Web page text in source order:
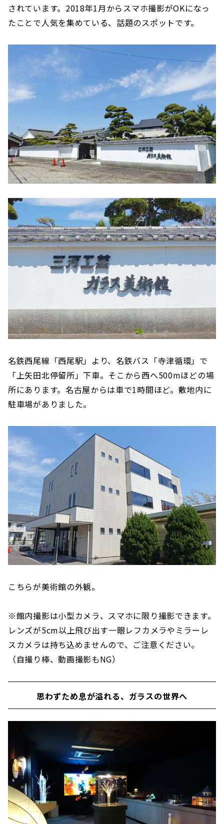
されています。2018年1月からスマホ撮影がOKになっ
たことで人気を集めている、話題のスポットです。
名鉄西尾線「西尾駅」より、名鉄バス「寺津循環」で
「上矢田北停留所」下車。そこから西へ500mほどの場
所にあります。名古屋からは車で1時間ほど。敷地内に
駐車場がありました。
こちらが美術館の外観。
※館内撮影は小型カメラ、スマホに限り撮影できます。
レンズが5cm以上飛び出す一眼レフカメラやミラーレ
スカメラは持ち込めませんので、ご注意ください。
（自撮り棒、動画撮影もNG）
思わずため息が溢れる、ガラスの世界へ